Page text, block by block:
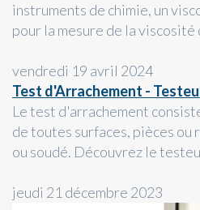
instruments de chimie, un
pour la mesure de la
vendredi 19 avril 2024
Test d'Arrachement -
Le test d'arrachement
de toutes surfaces, pièces
ou soudé. Découvrez le
jeudi 21 décembre 2023